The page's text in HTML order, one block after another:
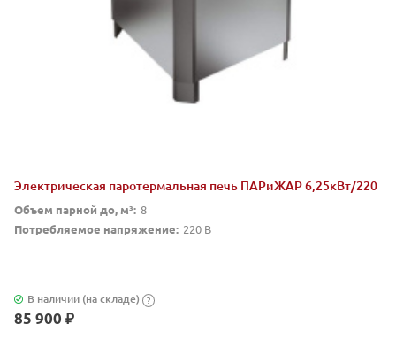
Электрическая паротермальная печь ПАРиЖАР 6,25кВт/220
Объем парной до, м³: 8
Потребляемое напряжение: 220 В
В наличии (на складе) ?
85 900 ₽